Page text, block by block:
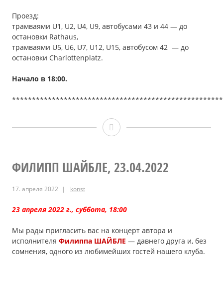
Проезд:
трамваями U1, U2, U4, U9, автобусами 43 и 44 — до
остановки Rathaus,
трамваями U5, U6, U7, U12, U15, автобусом 42 — до
остановки Сharlottenplatz.
Начало в 18:00.
Виктор
Александр
АВЦЕН
14.05.2022
ФИЛИПП ШАЙБЛЕ, 23.04.2022
17. апреля 2022 konst
23 апреля 2022 г., суббота, 18:00
Мы рады пригласить вас на концерт автора и
исполнителя Филиппа ШАЙБЛЕ — давнего друга и, без
сомнения, одного из любимейших гостей нашего клуба.